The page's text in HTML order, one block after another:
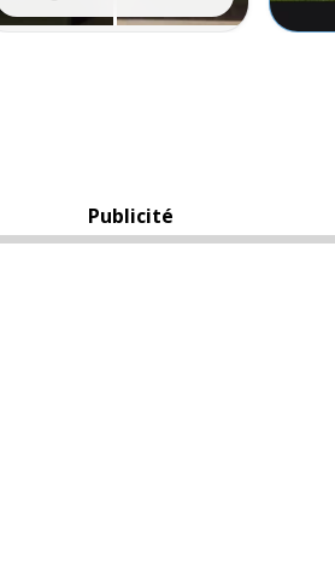
Publicité